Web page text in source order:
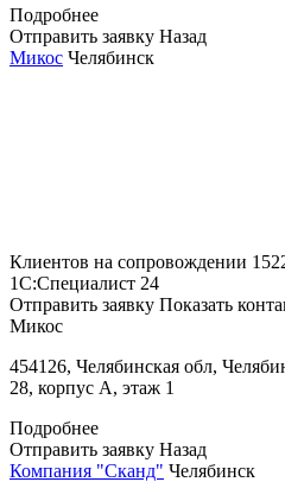
Подробнее
Отправить заявку Назад
Микос Челябинск
Клиентов на сопровождении
1С:Специалист 24
Отправить заявку Показать
Микос
454126, Челябинская обл,
28, корпус А, этаж 1
Подробнее
Отправить заявку Назад
Компания "Сканд" Челябинск